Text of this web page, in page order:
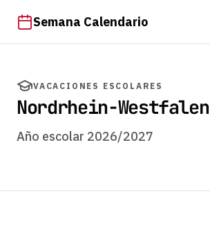
Semana Calendario
VACACIONES ESCOLARES
Nordrhein-Westfalen
Año escolar 2026/2027